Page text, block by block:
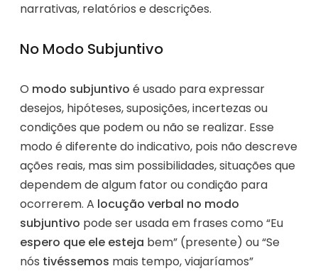
narrativas, relatórios e descrições.
No Modo Subjuntivo
O modo subjuntivo é usado para expressar
desejos, hipóteses, suposições, incertezas ou
condições que podem ou não se realizar. Esse
modo é diferente do indicativo, pois não descreve
ações reais, mas sim possibilidades, situações que
dependem de algum fator ou condição para
ocorrerem. A locução verbal no modo
subjuntivo pode ser usada em frases como “Eu
espero que ele esteja bem” (presente) ou “Se
nós tivéssemos mais tempo, viajaríamos”